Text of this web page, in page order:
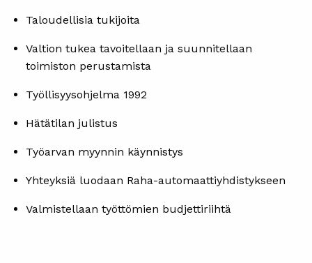
Taloudellisia tukijoita
Valtion tukea tavoitellaan ja suunnitellaan
toimiston perustamista
Työllisyysohjelma 1992
Hätätilan julistus
Työarvan myynnin käynnistys
Yhteyksiä luodaan Raha-automaattiyhdistykseen
Valmistellaan työttömien budjettiriihtä